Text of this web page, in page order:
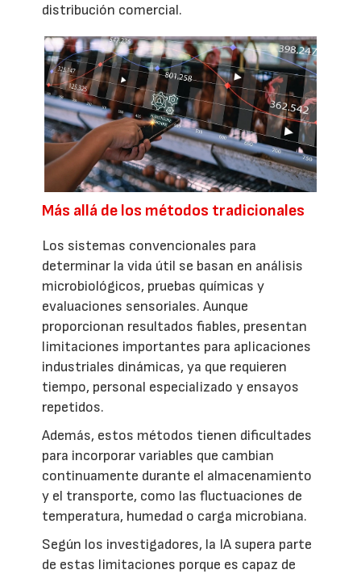
distribución comercial.
Más allá de los métodos tradicionales
Los sistemas convencionales para
determinar la vida útil se basan en análisis
microbiológicos, pruebas químicas y
evaluaciones sensoriales. Aunque
proporcionan resultados fiables, presentan
limitaciones importantes para aplicaciones
industriales dinámicas, ya que requieren
tiempo, personal especializado y ensayos
repetidos.
Además, estos métodos tienen dificultades
para incorporar variables que cambian
continuamente durante el almacenamiento
y el transporte, como las fluctuaciones de
temperatura, humedad o carga microbiana.
Según los investigadores, la IA supera parte
de estas limitaciones porque es capaz de